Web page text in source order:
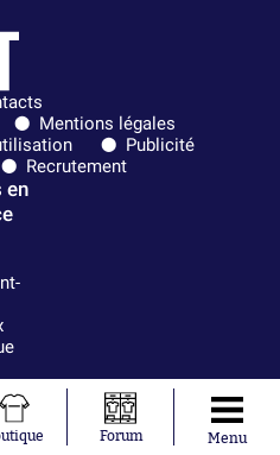
Mentions légales
Publicité
Recrutement
en
Forum Menu